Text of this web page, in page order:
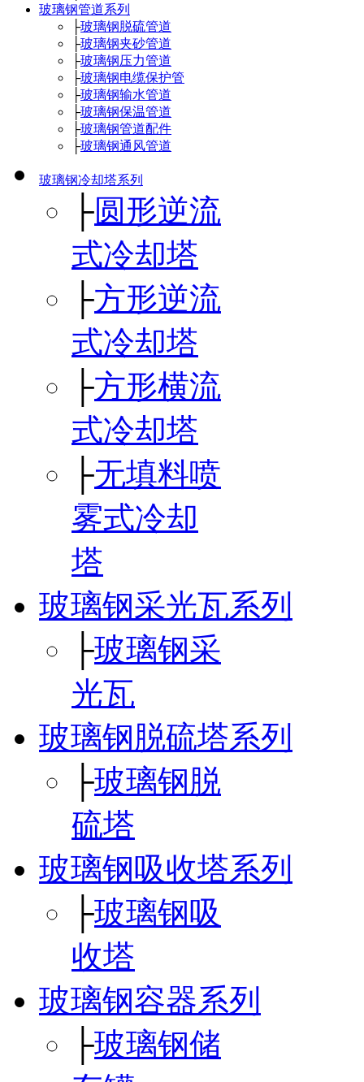
玻璃钢管道系列
├玻璃钢脱硫管道
├玻璃钢夹砂管道
├玻璃钢压力管道
├玻璃钢电缆保护管
├玻璃钢输水管道
├玻璃钢保温管道
├玻璃钢管道配件
├玻璃钢通风管道
玻璃钢冷却塔系列
├圆形逆流
式冷却塔
├方形逆流
式冷却塔
├方形横流
式冷却塔
├无填料喷
雾式冷却
塔
玻璃钢采光瓦系列
├玻璃钢采
光瓦
玻璃钢脱硫塔系列
├玻璃钢脱
硫塔
玻璃钢吸收塔系列
├玻璃钢吸
收塔
玻璃钢容器系列
├玻璃钢储